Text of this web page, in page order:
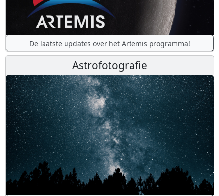
De laatste updates over het Artemis programma!
Astrofotografie